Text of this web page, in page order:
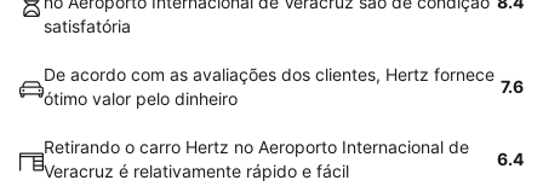
satisfatória
De acordo com as avaliações dos clientes, Hertz fornece
ótimo valor pelo dinheiro
7.6
Retirando o carro Hertz no Aeroporto Internacional de
Veracruz é relativamente rápido e fácil
6.4